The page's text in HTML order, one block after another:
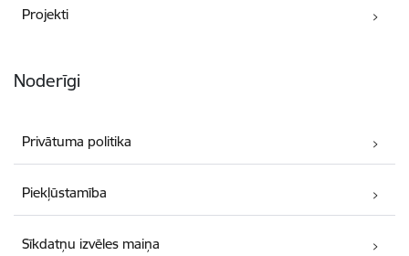
Projekti
Noderīgi
Privātuma politika
Piekļūstamība
Sīkdatņu izvēles maiņa